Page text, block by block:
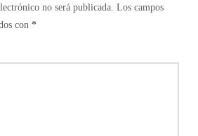
no será publicada. Los campos
con *